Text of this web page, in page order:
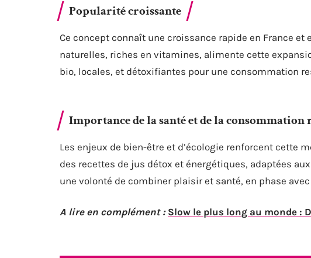
Popularité croissante
Ce concept connaît une croissance rapide en France et
naturelles, riches en vitamines, alimente cette
bio, locales, et détoxifiantes pour une consommation
Importance de la santé et de la consommation
Les enjeux de bien-être et d’écologie renforcent cette
des recettes de jus détox et énergétiques, adaptées
une volonté de combiner plaisir et santé, en phase
A lire en complément : Slow le plus long au monde :